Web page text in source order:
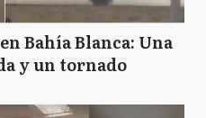
Bahía Blanca: Una
y un tornado